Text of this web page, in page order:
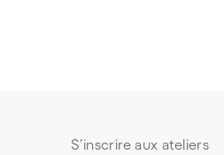
S’inscrire aux ateliers